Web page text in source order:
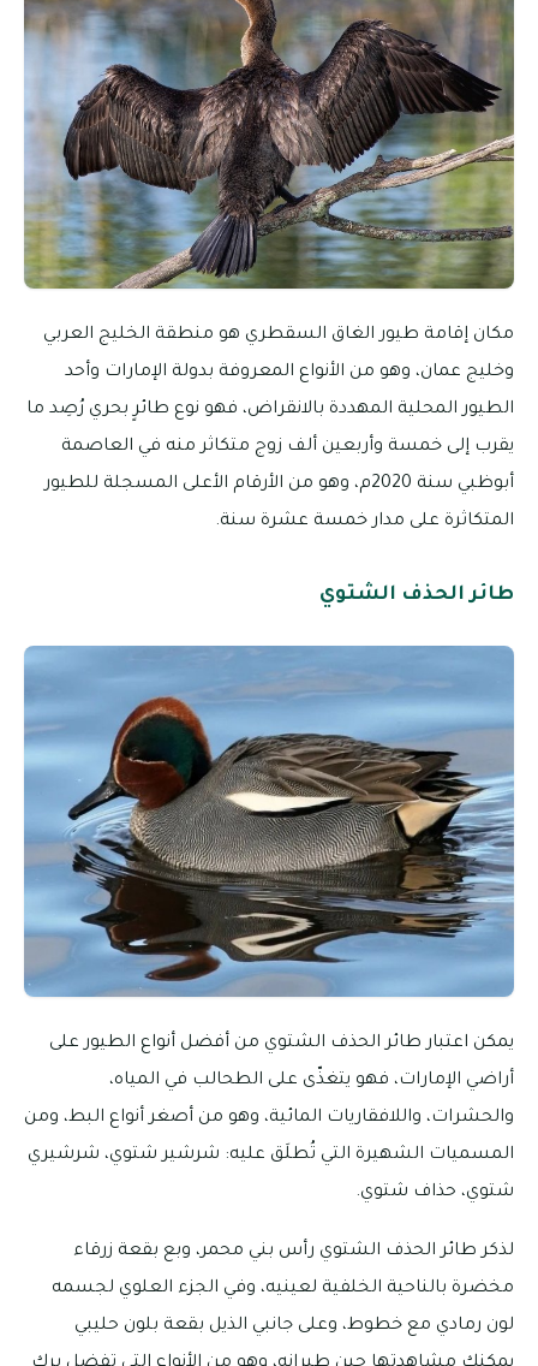
مكان إقامة طيور الغاق السقطري هو منطقة الخليج العربي
وخليج عمان، وهو من الأنواع المعروفة بدولة الإمارات وأحد
الطيور المحلية المهددة بالانقراض، فهو نوع طائرٍ بحري رُصِد ما
يقرب إلى خمسة وأربعين ألف زوج متكاثر منه في العاصمة
أبوظبي سنة 2020م، وهو من الأرقام الأعلى المسجلة للطيور
المتكاثرة على مدار خمسة عشرة سنة.
طائر الحذف الشتوي
يمكن اعتبار طائر الحذف الشتوي من أفضل أنواع الطيور على
أراضي الإمارات، فهو يتغذّى على الطحالب في المياه،
والحشرات، واللافقاريات المائية، وهو من أصغر أنواع البط، ومن
المسميات الشهيرة التي تُطلَق عليه: شرشير شتوي، شرشيري
شتوي، حذاف شتوي.
لذكر طائر الحذف الشتوي رأس بني محمر، وبع بقعة زرقاء
مخضرة بالناحية الخلفية لعينيه، وفي الجزء العلوي لجسمه
لون رمادي مع خطوط، وعلى جانبي الذيل بقعة بلون حليبي